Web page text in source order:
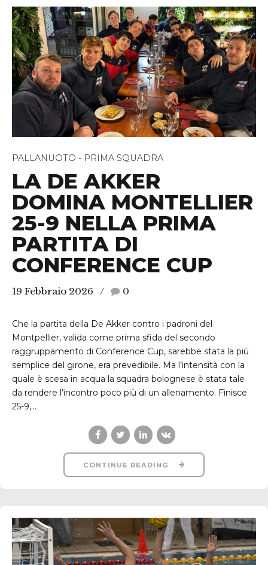
PALLANUOTO - PRIMA SQUADRA
LA DE AKKER
DOMINA MONTELLIER
25-9 NELLA PRIMA
PARTITA DI
CONFERENCE CUP
19 Febbraio 2026 0
Che la partita della De Akker contro i padroni del
Montpellier, valida come prima sfida del secondo
raggruppamento di Conference Cup, sarebbe stata la più
semplice del girone, era prevedibile. Ma l’intensità con la
quale è scesa in acqua la squadra bolognese è stata tale
da rendere l’incontro poco più di un allenamento. Finisce
25-9,...
CONTINUE READING